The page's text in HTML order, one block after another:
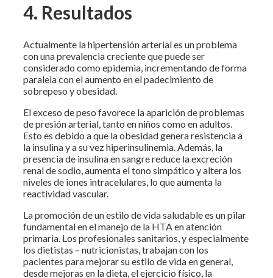
4. Resultados
Actualmente la hipertensión arterial es un problema
con una prevalencia creciente que puede ser
considerado como epidemia, incrementando de forma
paralela con el aumento en el padecimiento de
sobrepeso y obesidad.
El exceso de peso favorece la aparición de problemas
de presión arterial, tanto en niños como en adultos.
Esto es debido a que la obesidad genera resistencia a
la insulina y a su vez hiperinsulinemia. Además, la
presencia de insulina en sangre reduce la excreción
renal de sodio, aumenta el tono simpático y altera los
niveles de iones intracelulares, lo que aumenta la
reactividad vascular.
La promoción de un estilo de vida saludable es un pilar
fundamental en el manejo de la HTA en atención
primaria. Los profesionales sanitarios, y especialmente
los dietistas – nutricionistas, trabajan con los
pacientes para mejorar su estilo de vida en general,
desde mejoras en la dieta, el ejercicio físico, la